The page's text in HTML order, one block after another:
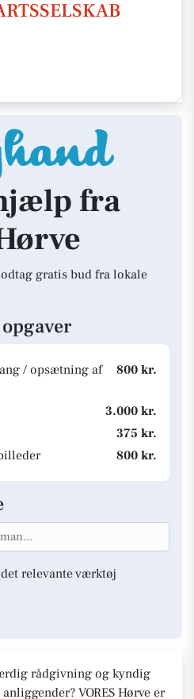
fra
gratis bud fra lokale
/ opsætning af
800 kr.
3.000 kr.
375 kr.
800 kr.
relevante værktøj
rådgivning og kyndig
VORES Hørve er